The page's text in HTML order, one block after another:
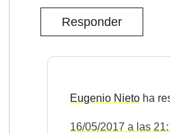
Responder
Eugenio Nieto
16/05/2017 a las